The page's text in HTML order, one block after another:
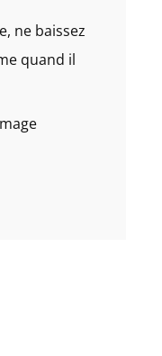
ne baissez
quand il